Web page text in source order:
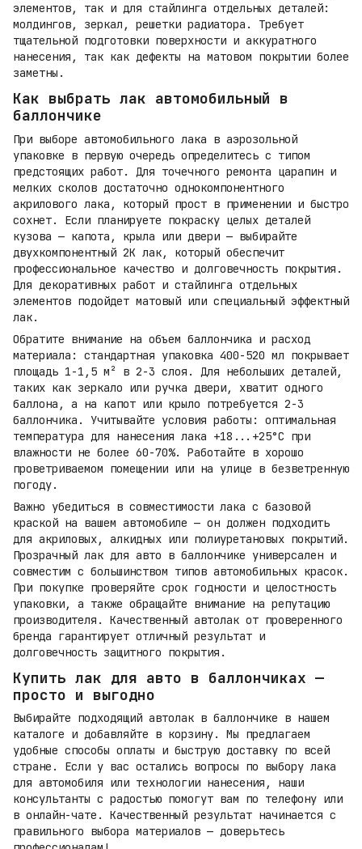
элементов, так и для стайлинга отдельных деталей:
молдингов, зеркал, решетки радиатора. Требует
тщательной подготовки поверхности и аккуратного
нанесения, так как дефекты на матовом покрытии более
заметны.
Как выбрать лак автомобильный в
баллончике
При выборе автомобильного лака в аэрозольной
упаковке в первую очередь определитесь с типом
предстоящих работ. Для точечного ремонта царапин и
мелких сколов достаточно однокомпонентного
акрилового лака, который прост в применении и быстро
сохнет. Если планируете покраску целых деталей
кузова — капота, крыла или двери — выбирайте
двухкомпонентный 2К лак, который обеспечит
профессиональное качество и долговечность покрытия.
Для декоративных работ и стайлинга отдельных
элементов подойдет матовый или специальный эффектный
лак.
Обратите внимание на объем баллончика и расход
материала: стандартная упаковка 400-520 мл покрывает
площадь 1-1,5 м² в 2-3 слоя. Для небольших деталей,
таких как зеркало или ручка двери, хватит одного
баллона, а на капот или крыло потребуется 2-3
баллончика. Учитывайте условия работы: оптимальная
температура для нанесения лака +18...+25°C при
влажности не более 60-70%. Работайте в хорошо
проветриваемом помещении или на улице в безветренную
погоду.
Важно убедиться в совместимости лака с базовой
краской на вашем автомобиле — он должен подходить
для акриловых, алкидных или полиуретановых покрытий.
Прозрачный лак для авто в баллончике универсален и
совместим с большинством типов автомобильных красок.
При покупке проверяйте срок годности и целостность
упаковки, а также обращайте внимание на репутацию
производителя. Качественный автолак от проверенного
бренда гарантирует отличный результат и
долговечность защитного покрытия.
Купить лак для авто в баллончиках —
просто и выгодно
Выбирайте подходящий автолак в баллончике в нашем
каталоге и добавляйте в корзину. Мы предлагаем
удобные способы оплаты и быструю доставку по всей
стране. Если у вас остались вопросы по выбору лака
для автомобиля или технологии нанесения, наши
консультанты с радостью помогут вам по телефону или
в онлайн-чате. Качественный результат начинается с
правильного выбора материалов — доверьтесь